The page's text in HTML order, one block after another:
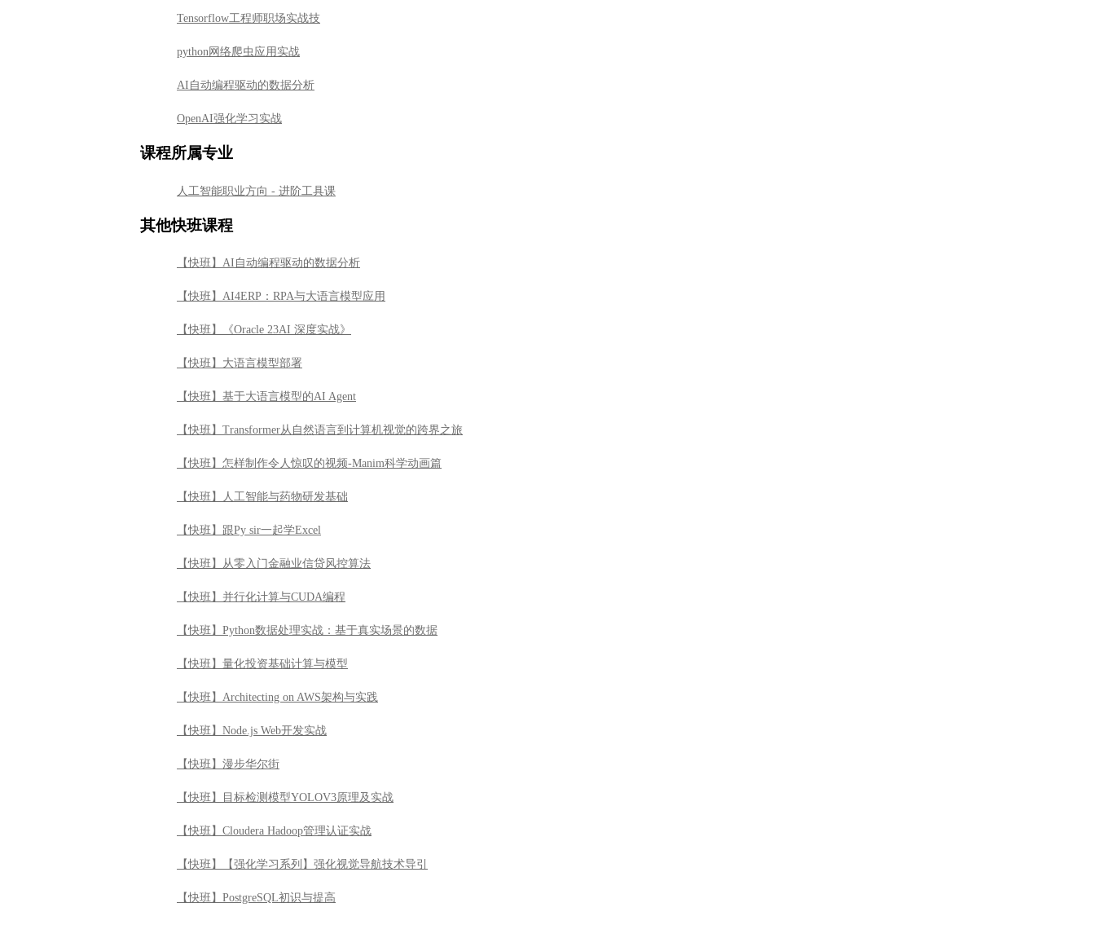
Tensorflow工程师职场实战技
python网络爬虫应用实战
AI自动编程驱动的数据分析
OpenAI强化学习实战
课程所属专业
人工智能职业方向 - 进阶工具课
其他快班课程
【快班】AI自动编程驱动的数据分析
【快班】AI4ERP：RPA与大语言模型应用
【快班】《Oracle 23AI 深度实战》
【快班】大语言模型部署
【快班】基于大语言模型的AI Agent
【快班】Transformer从自然语言到计算机视觉的跨界之旅
【快班】怎样制作令人惊叹的视频-Manim科学动画篇
【快班】人工智能与药物研发基础
【快班】跟Py sir一起学Excel
【快班】从零入门金融业信贷风控算法
【快班】并行化计算与CUDA编程
【快班】Python数据处理实战：基于真实场景的数据
【快班】量化投资基础计算与模型
【快班】Architecting on AWS架构与实践
【快班】Node.js Web开发实战
【快班】漫步华尔街
【快班】目标检测模型YOLOV3原理及实战
【快班】Cloudera Hadoop管理认证实战
【快班】【强化学习系列】强化视觉导航技术导引
【快班】PostgreSQL初识与提高